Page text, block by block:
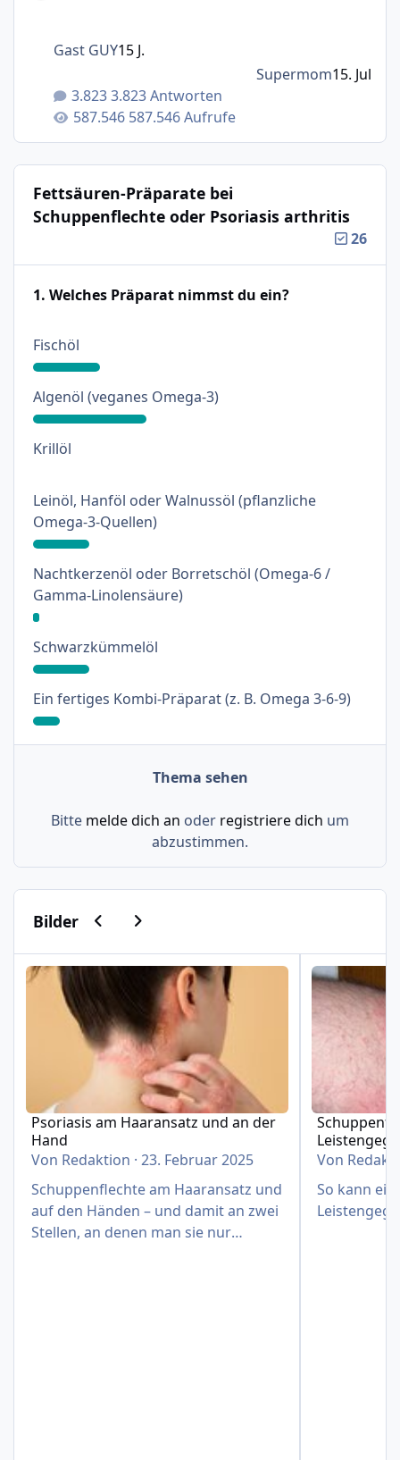
3.823 Antworten
587.546 Aufrufe
Gast GUY15 J.
Supermom15. Jul
Fettsäuren-Präparate bei
Schuppenflechte oder Psoriasis arthritis
26
1. Welches Präparat nimmst du ein?
Fischöl: 20%
Algenöl (veganes Omega-3): 34%
Krillöl: 0%
Leinöl, Hanföl oder Walnussöl (pflanzliche
Omega-3-Quellen): 17%
Nachtkerzenöl oder Borretschöl (Omega-6 /
Gamma-Linolensäure): 2%
Schwarzkümmelöl: 17%
Ein fertiges Kombi-Präparat (z. B. Omega 3-6-9): 8%
Thema sehen
Bitte melde dich an oder registriere dich um
abzustimmen.
BilderVorherige Karussell-Folie
Nächste Karussell-Folie
Psoriasis am Haaransatz und an der Hand
Psoriasis am Haaransatz und an der
Hand
Von Redaktion ·23. Februar 2025
Schuppenflechte am Haaransatz und
auf den Händen – und damit an zwei
Stellen, an denen man sie nur
Von
So kann